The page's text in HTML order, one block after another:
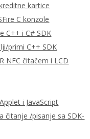
kartice
C konzole
C++ i C# SDK
primi C++ SDK
NFC čitačem i LCD
i JavaScript
čitanje /pisanje sa SDK-